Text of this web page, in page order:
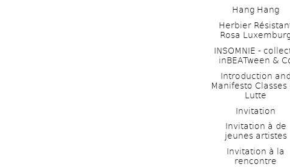
Hang Hang
Herbier
Rosa
INSOMNIE -
inBEATween &
Introduction and
Manifesto Classes
Lutte
Invitation
Invitation à de
jeunes artistes
Invitation à la
rencontre